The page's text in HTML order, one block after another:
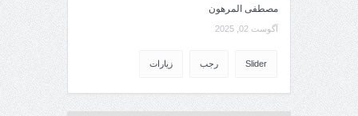
مصطفى المرهون
آگوست 02, 2025
Slider رجب زيارات